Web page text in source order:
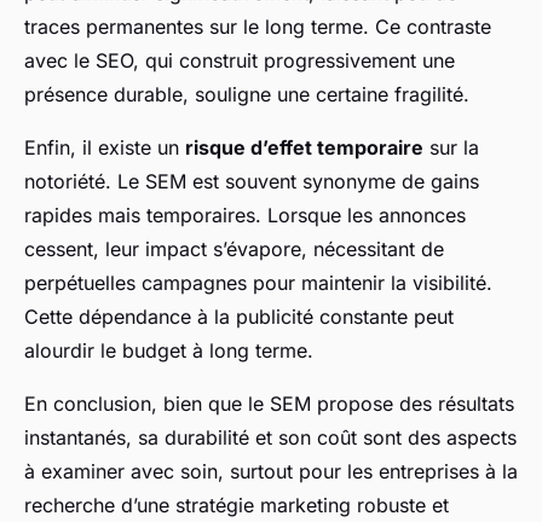
traces permanentes sur le long terme. Ce contraste
avec le SEO, qui construit progressivement une
présence durable, souligne une certaine fragilité.
Enfin, il existe un risque d’effet temporaire sur la
notoriété. Le SEM est souvent synonyme de gains
rapides mais temporaires. Lorsque les annonces
cessent, leur impact s’évapore, nécessitant de
perpétuelles campagnes pour maintenir la visibilité.
Cette dépendance à la publicité constante peut
alourdir le budget à long terme.
En conclusion, bien que le SEM propose des résultats
instantanés, sa durabilité et son coût sont des aspects
à examiner avec soin, surtout pour les entreprises à la
recherche d’une stratégie marketing robuste et